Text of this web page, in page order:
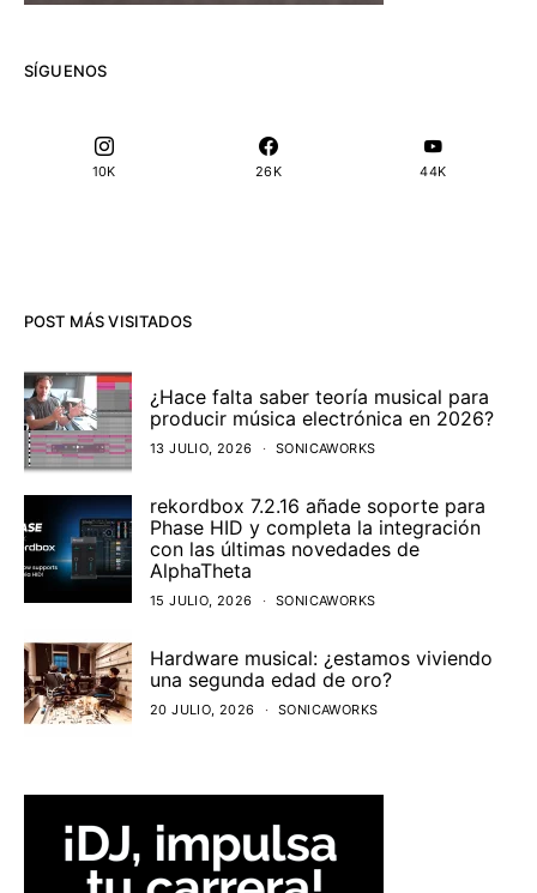
SÍGUENOS
10K 26K 44K
POST MÁS VISITADOS
¿Hace falta saber teoría musical para
producir música electrónica en 2026?
13 JULIO, 2026 SONICAWORKS
rekordbox 7.2.16 añade soporte para
Phase HID y completa la integración
con las últimas novedades de
AlphaTheta
15 JULIO, 2026 SONICAWORKS
Hardware musical: ¿estamos viviendo
una segunda edad de oro?
20 JULIO, 2026 SONICAWORKS